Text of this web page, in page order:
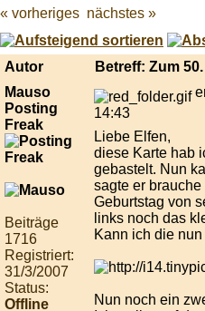
Best
online
live
casino
« vorheriges nächstes »
Autor
Betreff: Zum
Mauso
Posting
Freak
Beiträge
1716
Registriert:
31/3/2007
Status:
Offline
14:43
Liebe Elfen,
diese Karte hab
gebastelt. Nun
sagte er
Geburtstag von
links noch das
Kann ich die
Nun noch ein